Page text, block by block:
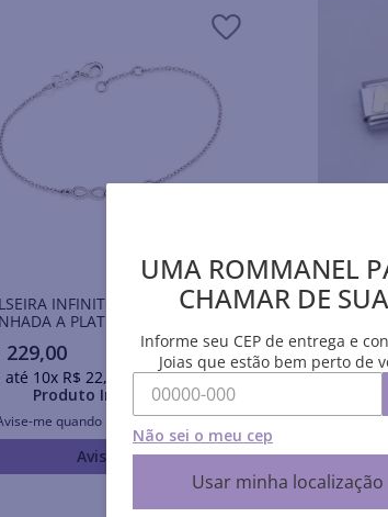
INFINITO E LETRA
A PLATINA-LETRA S
229,00
até 10x R$ 22,
sem juros
Produto Indisponível
me quando retornar ao estoque
Avise-me
R$ 26,
Em até
UMA ROMMANEL
CHAMAR DE
Informe seu CEP de entrega e
Joias que estão bem perto de
Não sei o meu cep
Usar minha localização